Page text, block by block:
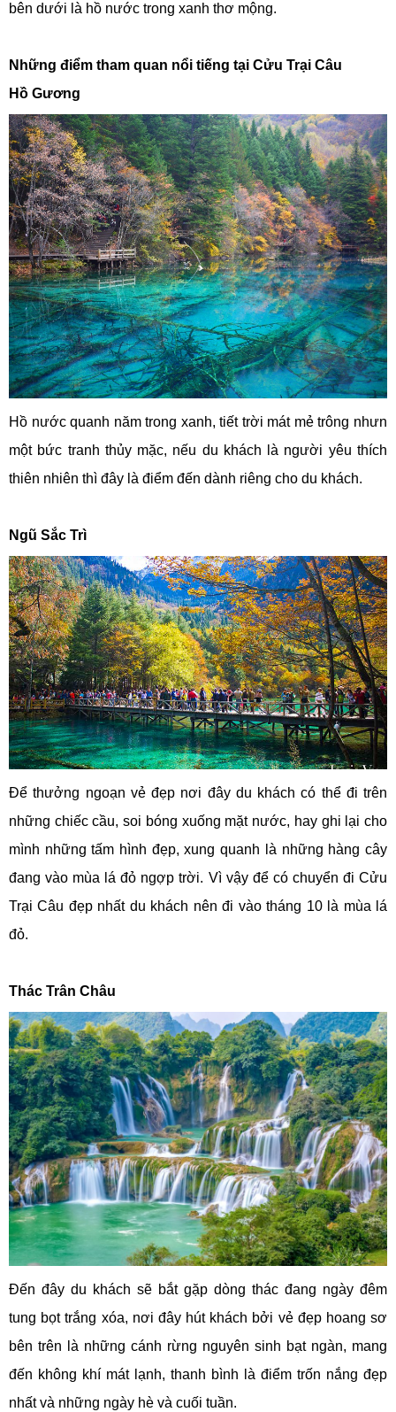
bên dưới là hồ nước trong xanh thơ mộng.
Những điểm tham quan nổi tiếng tại Cửu Trại Câu
Hồ Gương
Hồ nước quanh năm trong xanh, tiết trời mát mẻ trông nhưn
một bức tranh thủy mặc, nếu du khách là người yêu thích
thiên nhiên thì đây là điểm đến dành riêng cho du khách.
Ngũ Sắc Trì
Để thưởng ngoạn vẻ đẹp nơi đây du khách có thể đi trên
những chiếc cầu, soi bóng xuống mặt nước, hay ghi lại cho
mình những tấm hình đẹp, xung quanh là những hàng cây
đang vào mùa lá đỏ ngợp trời. Vì vậy để có chuyển đi Cửu
Trại Câu đẹp nhất du khách nên đi vào tháng 10 là mùa lá
đỏ.
Thác Trân Châu
Đến đây du khách sẽ bắt gặp dòng thác đang ngày đêm
tung bọt trắng xóa, nơi đây hút khách bởi vẻ đẹp hoang sơ
bên trên là những cánh rừng nguyên sinh bạt ngàn, mang
đến không khí mát lạnh, thanh bình là điểm trốn nắng đẹp
nhất và những ngày hè và cuối tuần.